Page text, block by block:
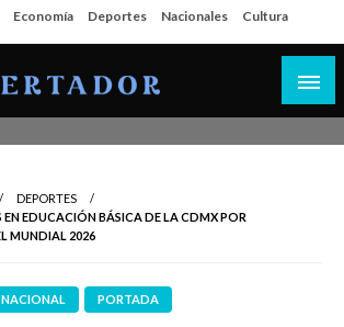
Economía Deportes Nacionales Cultura
DEPORTES
EN EDUCACIÓN BÁSICA DE LA CDMX POR
MUNDIAL 2026
NACIONAL PORTADA